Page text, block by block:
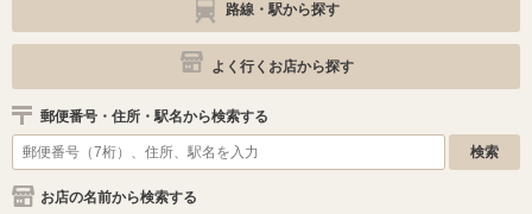
路線・駅から探す
よく行くお店から探す
郵便番号・住所・駅名から検索する
お店の名前から検索する